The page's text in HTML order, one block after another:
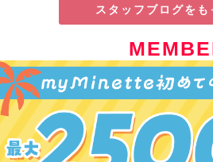
スタッフブログをも